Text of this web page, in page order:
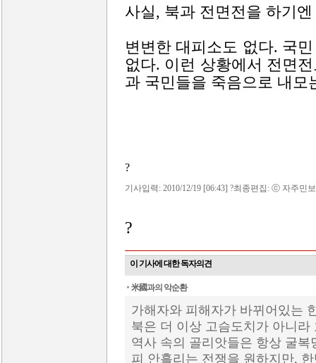
사실, 북과 전면전을 하기
변변한 대피소도 없다. 국
없다. 이런 상황에서 전면
과 국민들을 죽음으로 내모
?
기사입력: 2010/12/19 [06:43] ?최종편집: ⓒ 자주민보
?
이 기사에 대한 독자의견
米國과의 악순환
가해자와 피해자가 바뀌어있는
북은 더 이상 고슴도치가 아니라
역사 속의 골리앗들은 항상 굴복
피 안흘리는 전쟁을 원하지만,